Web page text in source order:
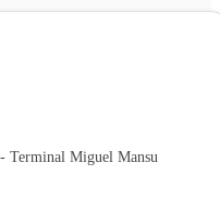
Terminal Miguel Mansu